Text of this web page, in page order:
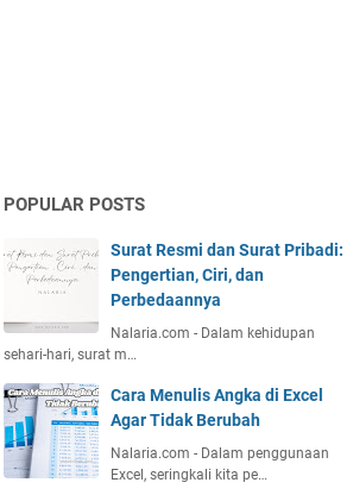
POPULAR POSTS
Surat Resmi dan Surat Pribadi:
Pengertian, Ciri, dan
Perbedaannya
Nalaria.com - Dalam kehidupan
sehari-hari, surat m…
Cara Menulis Angka di Excel
Agar Tidak Berubah
Nalaria.com - Dalam penggunaan
Excel, seringkali kita pe…